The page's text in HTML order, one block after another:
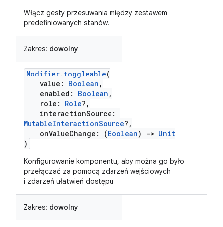
Włącz gesty przesuwania między zestawem
predefiniowanych stanów.
Zakres: dowolny
Modifier. toggleable(
value: Boolean ,
enabled: Boolean ,
role: Role?,
interactionSource:
MutableInteractionSource?,
onValueChange: (Boolean) -> Unit
)
Konfigurowanie komponentu, aby można go było
przełączać za pomocą zdarzeń wejściowych
i zdarzeń ułatwień dostępu
Zakres: dowolny